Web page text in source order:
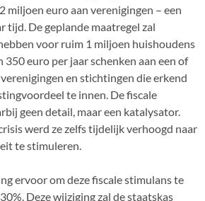
miljoen euro aan verenigingen – een
tijd. De geplande maatregel zal
voor ruim 1 miljoen huishoudens
350 euro per jaar schenken aan een of
en stichtingen die erkend
te innen. De fiscale
geen detail, maar een katalysator.
werd ze zelfs tijdelijk verhoogd naar
te stimuleren.
ervoor om deze fiscale stimulans te
Deze wijziging zal de staatskas